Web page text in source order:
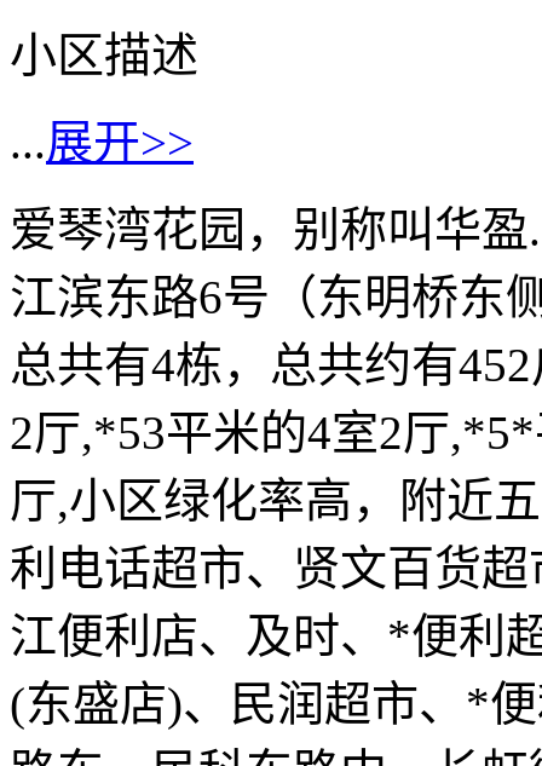
小区描述
...展开>>
爱琴湾花园，别称叫华
江滨东路6号（东明桥东
总共有4栋，总共约有
2厅,*53平米的4室2厅
厅,小区绿化率高，附近
利电话超市、贤文百货
江便利店、及时、*便利
(东盛店)、民润超市、*